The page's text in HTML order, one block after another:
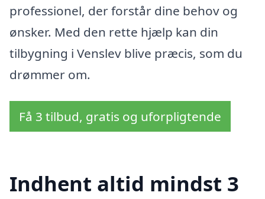
professionel, der forstår dine behov og
ønsker. Med den rette hjælp kan din
tilbygning i Venslev blive præcis, som du
drømmer om.
Få 3 tilbud, gratis og uforpligtende
Indhent altid mindst 3